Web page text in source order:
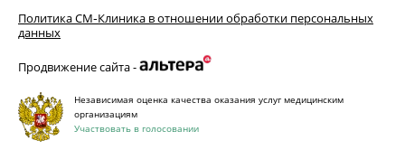
Политика СМ‑Клиника в отношении обработки персональных
данных
Продвижение сайта -
Независимая оценка качества оказания услуг медицинским
организациям
Участвовать в голосовании